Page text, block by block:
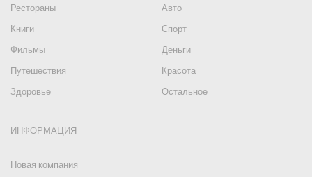
Рестораны
Авто
Книги
Спорт
Фильмы
Деньги
Путешествия
Красота
Здоровье
Остальное
ИНФОРМАЦИЯ
Новая компания